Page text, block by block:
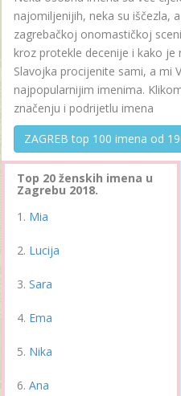
najomiljenijih, neka su iščezla,
zagrebačkoj onomastičkoj
kroz protekle decenije i kako
Slavojka procijenite sami, a mi
najpopularnijim imenima.
značenju i podrijetlu imena
ZAGREB top 100 imena od
Top 20 ženskih imena u
Zagrebu 2018.
Mia
Lucija
Sara
Ema
Nika
Ana